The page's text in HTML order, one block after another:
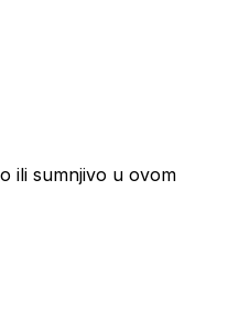
ili sumnjivo u ovom